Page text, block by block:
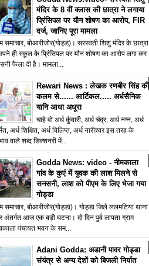
मंदिर के 8 वीं क्लास की छात्रा ने लगाया
प्रिंसिपल पर यौन शोषण का आरोप, FIR
दर्ज, जानिए पूरा मामला
समाचार, बोआरीजोर(गोड्ड)। सरस्वती शिशु मंदिर के छात्रा
ही स्कूल के प्रिंसिपल पर यौन शोषण का आरोप लगा कर
फैला दी है। मामला...
Rewari News : लेखक रणबीर सिंह की
कलम से...... आर्टिकल..... अर्धसैनिक
यानि आधा अधूरा
चाहे वो अर्ध कुंवारी, अर्ध चंद्र, अर्ध नग्न, अर्ध
अर्ध शिक्षित, अर्ध विलिप्त, अर्ध नारीश्वर इस तरह के
वाले शब्द डिक्शनरी में...
Godda News: video - नीमकाला
गांव के कुएं में युवक की लाश मिलने से
सनसनी, लाश को पीएम के लिए भेजा गया
गोड्डा
समाचार, बोआरीजोर(गोड्डा)। गोड्डा जिले ललमटिया थाना
अंतर्गत आज एक बड़ी घटना। दो दिन पुर्व लापता ग्राम
पंचायत भवन के सम...
Adani Godda: अडानी पावर गोड्डा
संयंत्र से अन्य देशों को बिजली निर्यात